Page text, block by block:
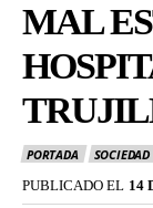
MAL
PORTADA
SOCIEDAD
PUBLICADO EL 14